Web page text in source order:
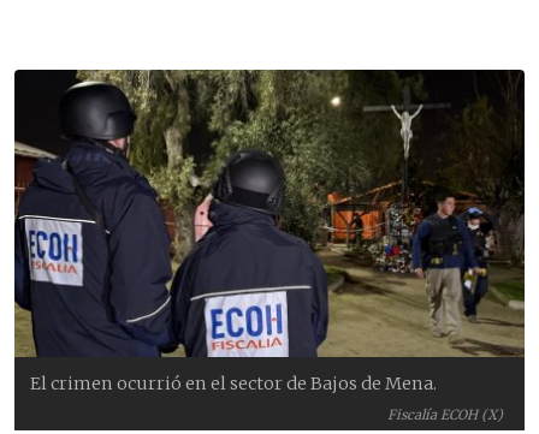
Fiscalía ECOH (X)
El crimen ocurrió en el sector de Bajos de Mena.